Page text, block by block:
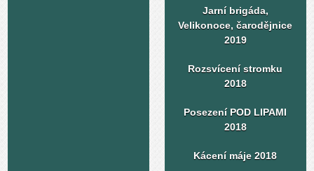
Jarní brigáda,
Velikonoce, čarodějnice
2019
Rozsvícení stromku
2018
Posezení POD LIPAMI
2018
Kácení máje 2018